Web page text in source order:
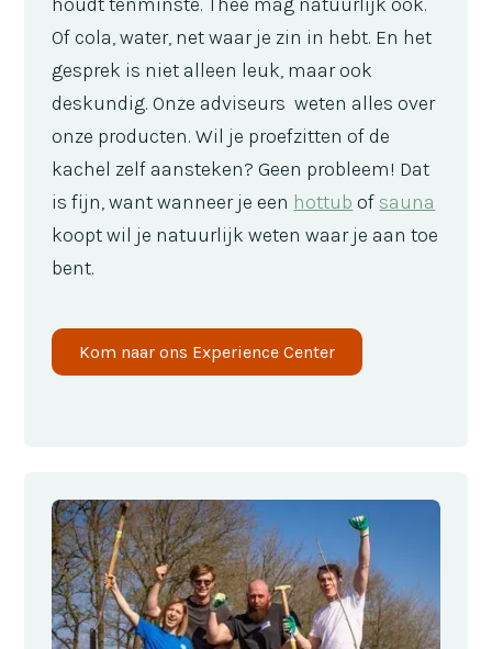
Of cola, water, net waar je zin in hebt. En het
gesprek is niet alleen leuk, maar ook
deskundig. Onze adviseurs weten alles over
onze producten. Wil je proefzitten of de
kachel zelf aansteken? Geen probleem! Dat
is fijn, want wanneer je een hottub of sauna
koopt wil je natuurlijk weten waar je aan toe
bent.
Kom naar ons Experience Center